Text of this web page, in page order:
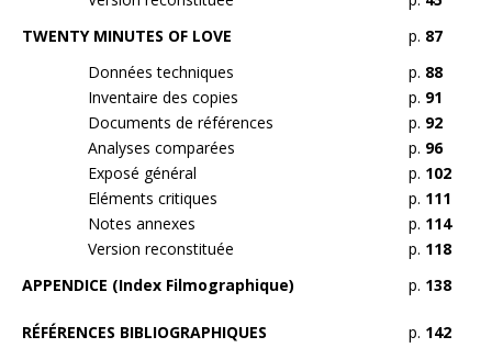
TWENTY MINUTES OF LOVE
p. 87
Données techniques
p. 88
Inventaire des copies
p. 91
Documents de références
p. 92
Analyses comparées
p. 96
Exposé général
p. 102
Eléments critiques
p. 111
Notes annexes
p. 114
Version reconstituée
p. 118
APPENDICE (Index Filmographique)
p. 138
RÉFÉRENCES BIBLIOGRAPHIQUES p. 142